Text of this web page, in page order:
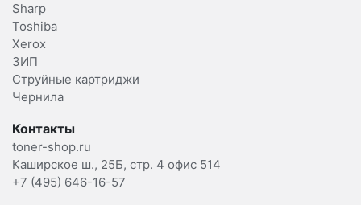
Sharp
Toshiba
Xerox
ЗИП
Струйные картриджи
Чернила
Контакты
toner-shop.ru
Каширское ш., 25Б, стр. 4 офис 514
+7 (495) 646-16-57